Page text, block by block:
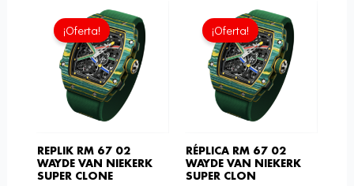
¡Oferta!
REPLIK RM 67 02
WAYDE VAN NIEKERK
SUPER CLONE
El
precio
original
era:
£1,806.00.
El
precio
actual
es:
£1,505.00.
¡Oferta!
RÉPLICA RM 67 02
WAYDE VAN NIEKERK
SUPER CLON
El
precio
original
era:
£1,806.00.
El
precio
actual
es:
£1,505.00.